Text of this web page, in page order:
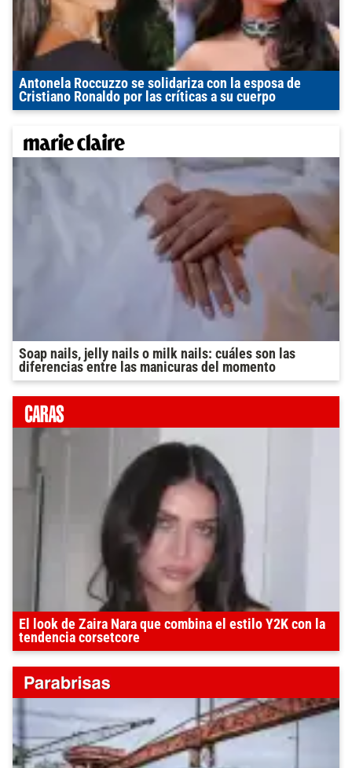
Antonela Roccuzzo se solidariza con la esposa de
Cristiano Ronaldo por las críticas a su cuerpo
Soap nails, jelly nails o milk nails: cuáles son las
diferencias entre las manicuras del momento
El look de Zaira Nara que combina el estilo Y2K con la
tendencia corsetcore